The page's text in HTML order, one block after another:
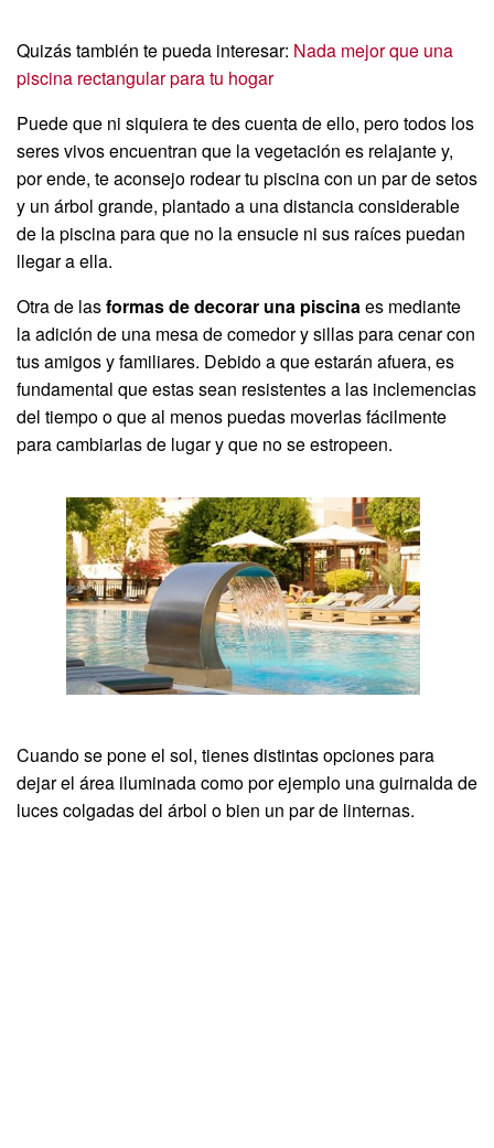
Quizás también te pueda interesar: Nada mejor que una
piscina rectangular para tu hogar
Puede que ni siquiera te des cuenta de ello, pero todos los
seres vivos encuentran que la vegetación es relajante y,
por ende, te aconsejo rodear tu piscina con un par de setos
y un árbol grande, plantado a una distancia considerable
de la piscina para que no la ensucie ni sus raíces puedan
llegar a ella.
Otra de lasformas de decorar una piscina es mediante
la adición de una mesa de comedor y sillas para cenar con
tus amigos y familiares. Debido a que estarán afuera, es
fundamental que estas sean resistentes a las inclemencias
del tiempo o que al menos puedas moverlas fácilmente
para cambiarlas de lugar y que no se estropeen.
Cuando se pone el sol, tienes distintas opciones para
dejar el área iluminada como por ejemplo una guirnalda de
luces colgadas del árbol o bien un par de linternas.